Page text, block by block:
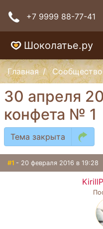
+7 9999 88-77-41
Шоколатье.ру
Главная Сообщество
30 апреля
конфета № 1
Тема закрыта
#1 - 20 февраля 2016 в 19:28